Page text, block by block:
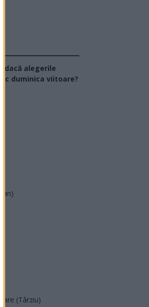
dacă alegerile
duminica viitoare?
(Târziu)